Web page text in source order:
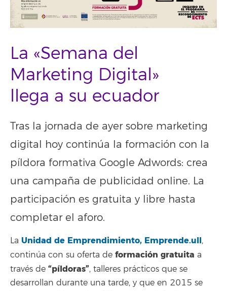
La «Semana del
Marketing Digital»
llega a su ecuador
Tras la jornada de ayer sobre marketing
digital hoy continúa la formación con la
píldora formativa Google Adwords: crea
una campaña de publicidad online. La
participación es gratuita y libre hasta
completar el aforo.
La Unidad de Emprendimiento, Emprende.ull,
continúa con su oferta de formación gratuita a
través de “píldoras”, talleres prácticos que se
desarrollan durante una tarde, y que en 2015 se